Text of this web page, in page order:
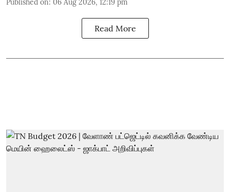
Published on: 06 Aug 2026, 12:19 pm
Read More